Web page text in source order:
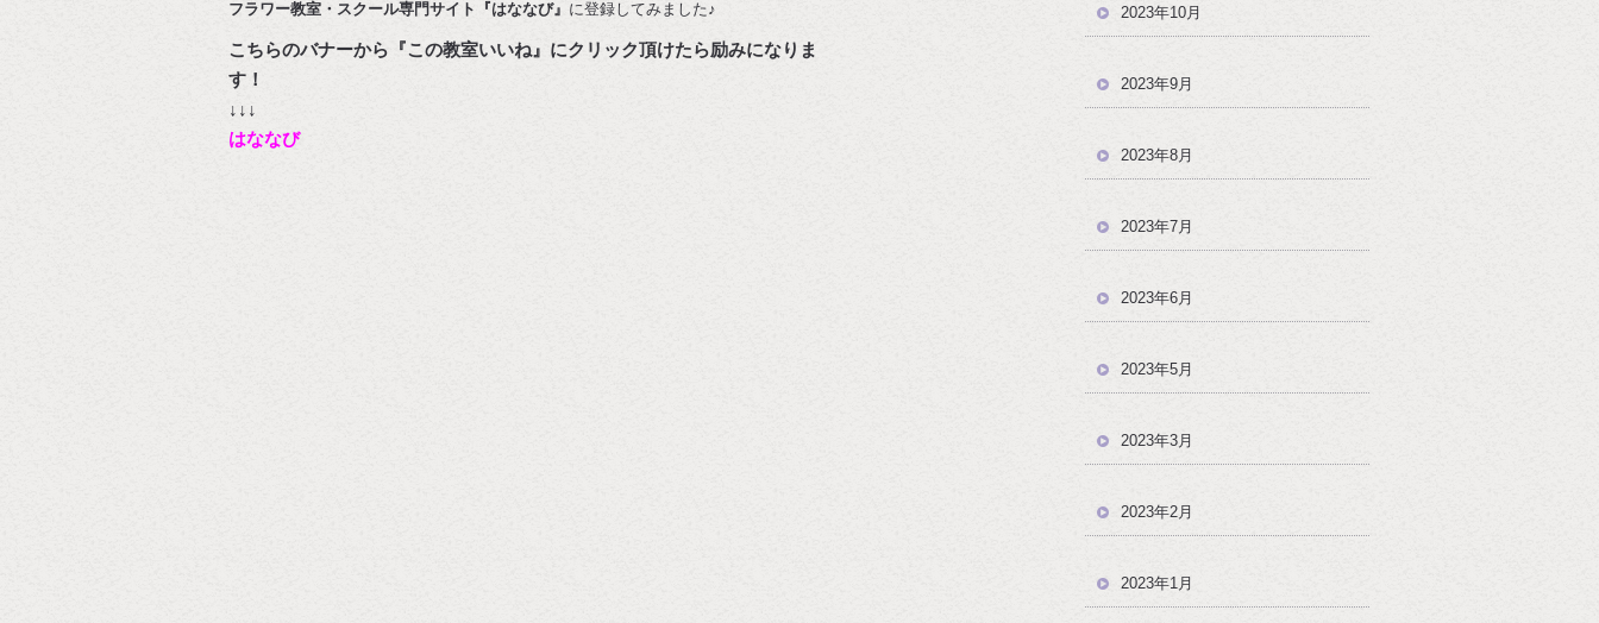
フラワー教室・スクール専門サイト『はななび』 に登録してみました♪
こちらのバナーから『この教室いいね』にクリック頂けたら励みになりま
す！
↓↓↓
はななび
2023年10月
2023年9月
2023年8月
2023年7月
2023年6月
2023年5月
2023年3月
2023年2月
2023年1月